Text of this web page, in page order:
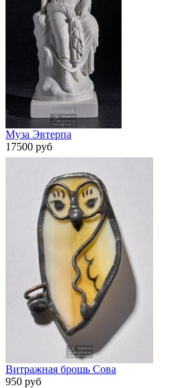
Муза Эвтерпа
17500 руб
Витражная брошь Сова
950 руб